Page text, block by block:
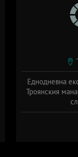
Еднодневна
Троянския
Дата: 19.09 -